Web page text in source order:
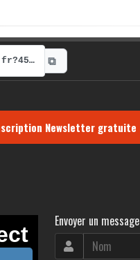
https://radio-g.fr?4599 ⧉
Newsletter gratuite
Envoyer un message